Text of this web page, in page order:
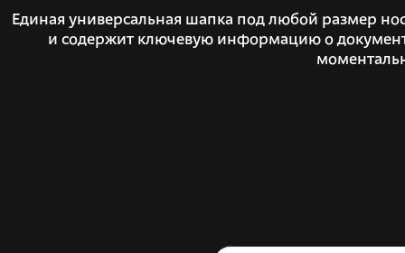
Единая универсальная шапка под любой размер
и содержит ключевую информацию о